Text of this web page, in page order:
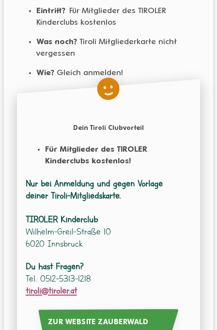
Eintritt?Für Mitglieder des TIROLER
Kinderclubs kostenlos
Was noch?Tiroli Mitgliederkarte nicht
vergessen
Wie?Gleich anmelden!
Dein Tiroli Clubvorteil
Für Mitglieder des TIROLER
Kinderclubs kostenlos!
Nur bei Anmeldung und gegen Vorlage
deiner Tiroli-Mitgliedskarte.
TIROLER Kinderclub
Wilhelm-Greil-Straße 10
6020 Innsbruck
Du hast Fragen?
Tel.: 0512-5313-1218
tiroli@tiroler.at
ZUR WEBSITE ZAUBERWALD